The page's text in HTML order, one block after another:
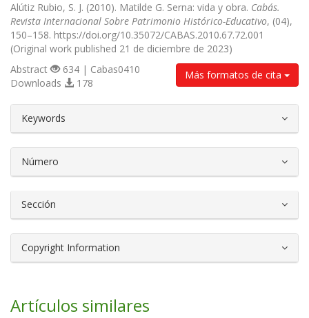
Alútiz Rubio, S. J. (2010). Matilde G. Serna: vida y obra. Cabás.
Revista Internacional Sobre Patrimonio Histórico-Educativo, (04),
150–158. https://doi.org/10.35072/CABAS.2010.67.72.001
(Original work published 21 de diciembre de 2023)
Más formatos de cita
Abstract
634 | Cabas0410
Downloads
178
Keywords
Número
Sección
Copyright Information
Artículos similares